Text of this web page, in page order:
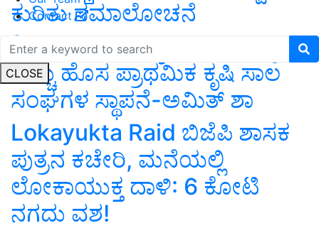
Contact
CLOSE
ಕುರಿತು ಸಮಾಲೋಚನೆ
ಶೀಘ್ರದಲ್ಲೆ ದೇಶಾದ್ಯಂತ 2 ಲಕ್ಷಕ್ಕೂ
ಹೆಚ್ಚು ಹೊಸ ಪ್ರಾಥಮಿಕ ಕೃಷಿ ಸಾಲ
ಸಂಘಗಳ ಸ್ಥಾಪನೆ-ಅಮಿತ್‌ ಶಾ
Lokayukta Raid ಬಿಜೆಪಿ ಶಾಸಕ
ಪುತ್ರನ ಕಚೇರಿ, ಮನೆಯಲ್ಲಿ
ಲೋಕಾಯುಕ್ತ ದಾಳಿ: 6 ಕೋಟಿ
ನಗದು ವಶ!